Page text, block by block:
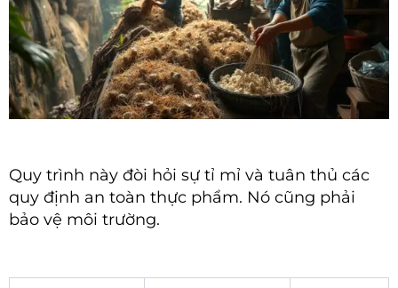
Quy trình này đòi hỏi sự tỉ mỉ và tuân thủ các
quy định an toàn thực phẩm. Nó cũng phải
bảo vệ môi trường.